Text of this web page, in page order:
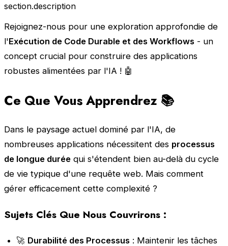
section.description
Rejoignez-nous pour une exploration approfondie de
l'Exécution de Code Durable et des Workflows - un
concept crucial pour construire des applications
robustes alimentées par l'IA ! 🤖
Ce Que Vous Apprendrez 📚
Dans le paysage actuel dominé par l'IA, de
nombreuses applications nécessitent des processus
de longue durée qui s'étendent bien au-delà du cycle
de vie typique d'une requête web. Mais comment
gérer efficacement cette complexité ?
Sujets Clés Que Nous Couvrirons :
🚀 Durabilité des Processus : Maintenir les tâches